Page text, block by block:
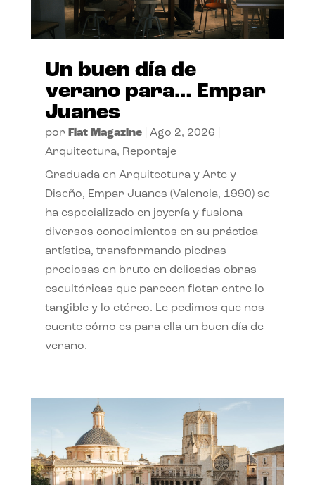
Un buen día de
verano para… Empar
Juanes
por Flat Magazine| Ago 2, 2026
Arquitectura, Reportaje
Graduada en Arquitectura y Arte y
Diseño, Empar Juanes (Valencia, 1990) se
ha especializado en joyería y fusiona
diversos conocimientos en su práctica
artística, transformando piedras
preciosas en bruto en delicadas obras
escultóricas que parecen flotar entre lo
tangible y lo etéreo. Le pedimos que nos
cuente cómo es para ella un buen día de
verano.